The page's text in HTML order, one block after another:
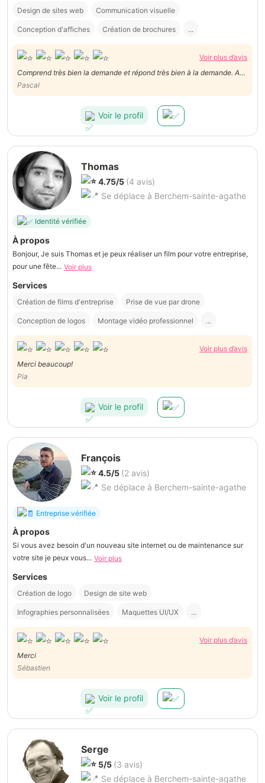
Design de sites web Communication visuelle
Conception d'affiches Création de brochures ...
Voir plus d’avis
Comprend très bien la demande et répond très bien à la demande. A
conseiller
Pascal
Voir le profil
Thomas
4.75/5 (4 avis)
Se déplace à Berchem-sainte-agathe
Identité vérifiée
À propos
Bonjour, Je suis Thomas et je peux réaliser un film pour votre entreprise,
pour une fête... Voir plus
Services
Création de films d'entreprise Prise de vue par drone
Conception de logos Montage vidéo professionnel ...
Voir plus d’avis
Merci beaucoup!
Pia
Voir le profil
François
4.5/5 (2 avis)
Se déplace à Berchem-sainte-agathe
Entreprise vérifiée
À propos
Si vous avez besoin d'un nouveau site internet ou de maintenance sur
votre site je peux vous... Voir plus
Services
Création de logo Design de site web
Infographies personnalisées Maquettes UI/UX ...
Voir plus d’avis
Merci
Sébastien
Voir le profil
Serge
5/5 (3 avis)
Se déplace à Berchem-sainte-agathe